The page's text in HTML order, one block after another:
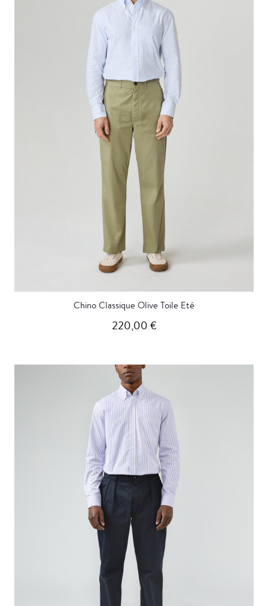
Chino Classique Olive Toile Eté
220,00 €